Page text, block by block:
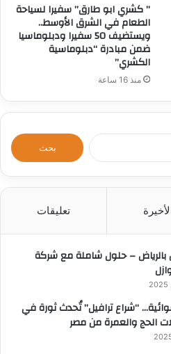
” كشري ابو طارق” سفيرا لسياحة
الطعام في الشرق الأوسط..
ويستضيف 50 سفيرا ودبلوماسيا
ضمن مبادرة “دبلوماسية
الكشري”
منذ 16 ساعة
تعليقات
– حلول شاملة مع شركة
“شراع ترافيل” تُحدث ثورة في
الحج والعمرة من مصر